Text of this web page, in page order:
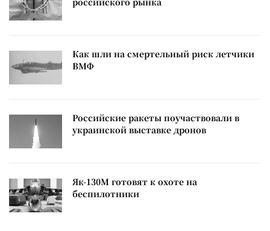
Как шли на смертельный риск летчики
ВМФ
Российские ракеты поучаствовали в
украинской выставке дронов
Як-130М готовят к охоте на
беспилотники